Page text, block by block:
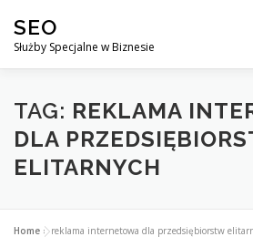
treści
SEO
Służby Specjalne w Biznesie
AGENCJA SEO CO ZYSKUJESZ
DLACZEGO WARTO?
KONTAKT
TAG: REKLAMA
DLA
ELITARNYCH
Home »reklama internetowa dla przedsiębiorstw